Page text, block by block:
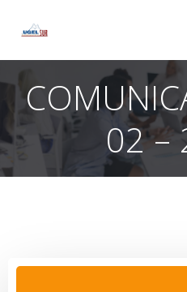
02 –